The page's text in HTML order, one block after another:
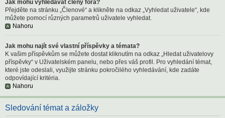
Jak mohu vyhledávat členy fóra?
Přejděte na stránku „Členové“ a klikněte na odkaz „Vyhledat uživatele“, kde
můžete pomocí různých parametrů uživatele vyhledat.
Nahoru
Jak mohu najít své vlastní příspěvky a témata?
K vašim příspěvkům se můžete dostat kliknutím na odkaz „Hledat uživatelovy
příspěvky“ v Uživatelském panelu, nebo přes váš profil. Pro vyhledání témat,
které jste odeslali, využijte stránku pokročilého vyhledávání, kde zadáte
odpovídající kritéria.
Nahoru
Sledování témat a záložky